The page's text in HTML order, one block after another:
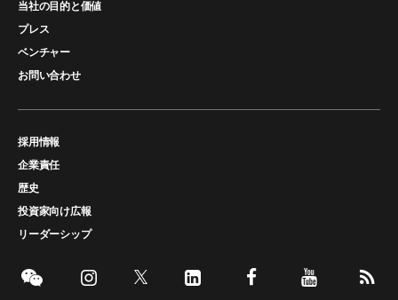
当社の目的と価値
プレス
ベンチャー
お問い合わせ
採用情報
企業責任
歴史
投資家向け広報
リーダーシップ